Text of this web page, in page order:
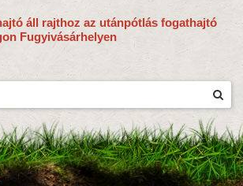
áll rajthoz az utánpótlás fogathajtó
Fugyivásárhelyen